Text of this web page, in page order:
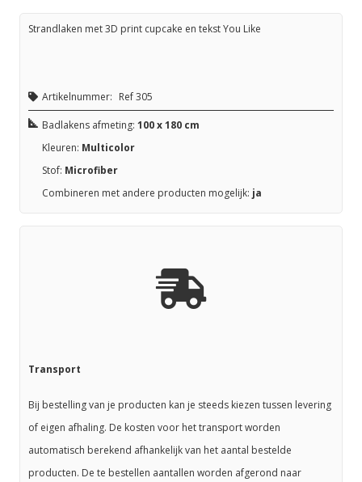
Strandlaken met 3D print cupcake en tekst You Like
Artikelnummer: Ref 305
Badlakens afmeting: 100 x 180 cm
Kleuren: Multicolor
Stof: Microfiber
Combineren met andere producten mogelijk: ja
Transport
Bij bestelling van je producten kan je steeds kiezen tussen levering
of eigen afhaling. De kosten voor het transport worden
automatisch berekend afhankelijk van het aantal bestelde
producten. De te bestellen aantallen worden afgerond naar